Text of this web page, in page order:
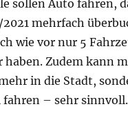
sollen Auto fahren,
2021 mehrfach
wie vor nur 5
haben. Zudem kann
in die Stadt,
fahren – sehr sinnvoll.